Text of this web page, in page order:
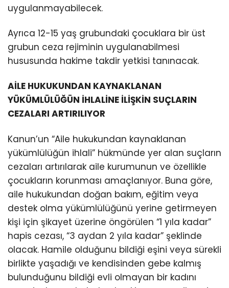
uygulanmayabilecek.
Ayrıca 12-15 yaş grubundaki çocuklara bir üst
grubun ceza rejiminin uygulanabilmesi
hususunda hakime takdir yetkisi tanınacak.
AİLE HUKUKUNDAN KAYNAKLANAN
YÜKÜMLÜLÜĞÜN İHLALİNE İLİŞKİN SUÇLARIN
CEZALARI ARTIRILIYOR
Kanun’un “Aile hukukundan kaynaklanan
yükümlülüğün ihlali” hükmünde yer alan suçların
cezaları artırılarak aile kurumunun ve özellikle
çocukların korunması amaçlanıyor. Buna göre,
aile hukukundan doğan bakım, eğitim veya
destek olma yükümlülüğünü yerine getirmeyen
kişi için şikayet üzerine öngörülen “1 yıla kadar”
hapis cezası, “3 aydan 2 yıla kadar” şeklinde
olacak. Hamile olduğunu bildiği eşini veya sürekli
birlikte yaşadığı ve kendisinden gebe kalmış
bulunduğunu bildiği evli olmayan bir kadını